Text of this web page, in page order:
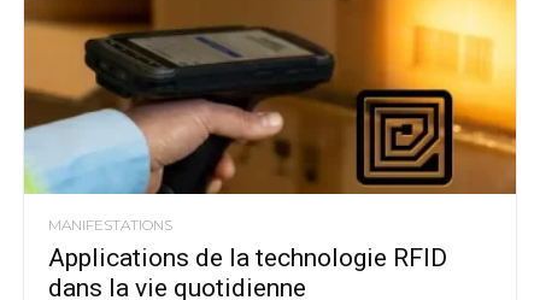
MANIFESTATIONS
Applications de la technologie RFID
dans la vie quotidienne